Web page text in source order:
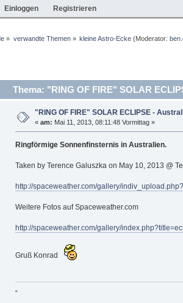
Einloggen Registrieren
» verwandte Themen» kleine Astro-Ecke(Moderator:
Thema: "RING OF FIRE" SOLAR
"RING OF FIRE" SOLAR ECLIPSE -
« am: Mai 11, 2013, 08:11:48 Vormittag »
Ringförmige Sonnenfinsternis in Australien.
Taken by Terence Galuszka on May 10, 2013 @
http://spaceweather.com/gallery/
Weitere Fotos auf Spaceweather.com
http://spaceweather.com/gallery/
Gruß Konrad
“